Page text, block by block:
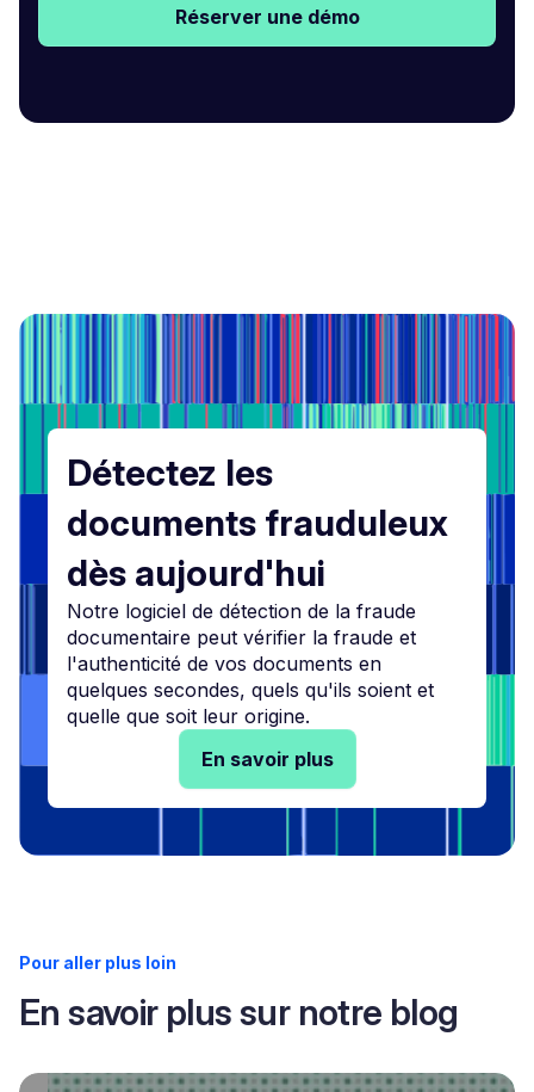
Réserver une démo
Détectez les
documents frauduleux
dès aujourd'hui
Notre logiciel de détection de la fraude
documentaire peut vérifier la fraude et
l'authenticité de vos documents en
quelques secondes, quels qu'ils soient et
quelle que soit leur origine.
En savoir plus
Pour aller plus loin
En savoir plus sur notre blog